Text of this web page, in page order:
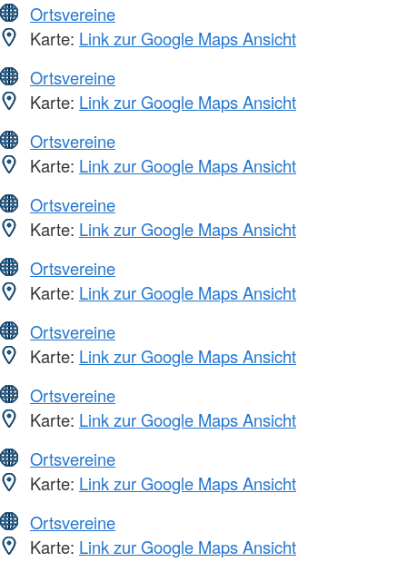
Ortsvereine
Karte: Link zur Google Maps Ansicht
Ortsvereine
Karte: Link zur Google Maps Ansicht
Ortsvereine
Karte: Link zur Google Maps Ansicht
Ortsvereine
Karte: Link zur Google Maps Ansicht
Ortsvereine
Karte: Link zur Google Maps Ansicht
Ortsvereine
Karte: Link zur Google Maps Ansicht
Ortsvereine
Karte: Link zur Google Maps Ansicht
Ortsvereine
Karte: Link zur Google Maps Ansicht
Ortsvereine
Karte: Link zur Google Maps Ansicht